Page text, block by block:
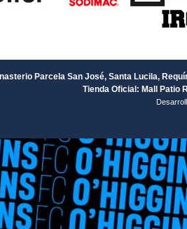
Parcela San José, Santa Lucila,
Tienda Oficial: Mall Patio